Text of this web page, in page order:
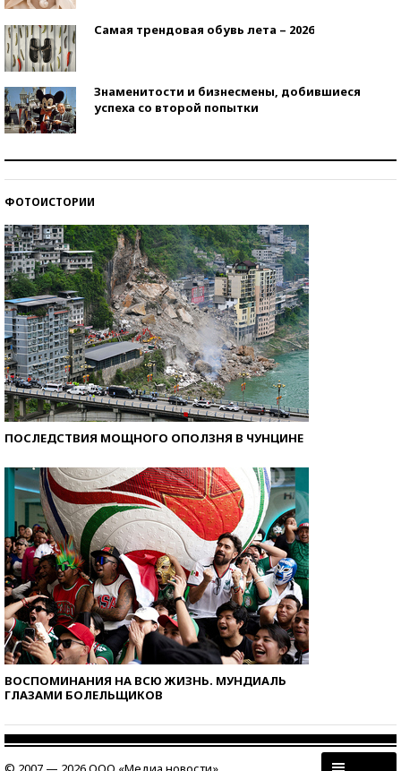
Самая трендовая обувь лета – 2026
Знаменитости и бизнесмены, добившиеся
успеха со второй попытки
ФОТОИСТОРИИ
ПОСЛЕДСТВИЯ МОЩНОГО ОПОЛЗНЯ В ЧУНЦИНЕ
ВОСПОМИНАНИЯ НА ВСЮ ЖИЗНЬ. МУНДИАЛЬ
ГЛАЗАМИ БОЛЕЛЬЩИКОВ